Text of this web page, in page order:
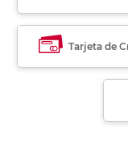
Tarjeta de